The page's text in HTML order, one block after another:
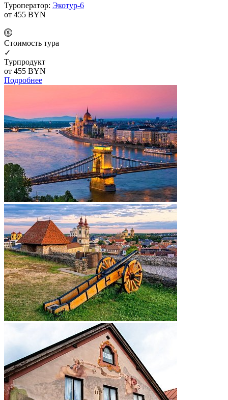
Туроператор: Экотур-6
от 455 BYN
Cтоимость тура
✓
Турпродукт
от 455 BYN
Подробнее